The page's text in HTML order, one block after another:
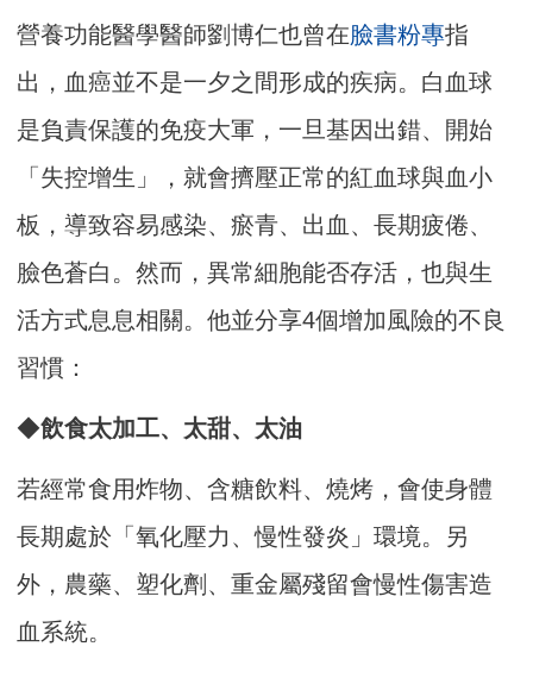
營養功能醫學醫師劉博仁也曾在臉書粉專指
出，血癌並不是一夕之間形成的疾病。白血球
是負責保護的免疫大軍，一旦基因出錯、開始
「失控增生」，就會擠壓正常的紅血球與血小
板，導致容易感染、瘀青、出血、長期疲倦、
臉色蒼白。然而，異常細胞能否存活，也與生
活方式息息相關。他並分享4個增加風險的不良
習慣：
◆飲食太加工、太甜、太油
若經常食用炸物、含糖飲料、燒烤，會使身體
長期處於「氧化壓力、慢性發炎」環境。另
外，農藥、塑化劑、重金屬殘留會慢性傷害造
血系統。